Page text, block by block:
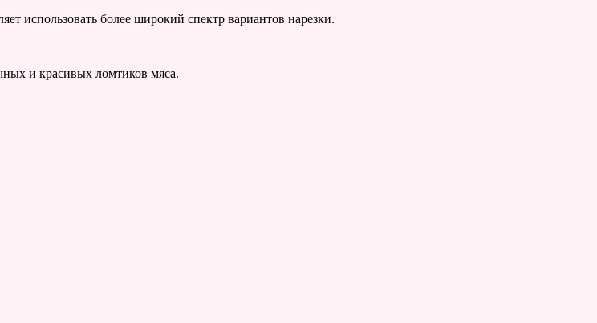
использовать более широкий спектр вариантов нарезки.
и красивых ломтиков мяса.